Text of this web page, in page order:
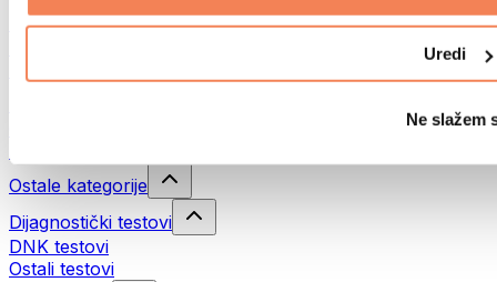
Uredi
Ne slažem
Eko kućanstvo
Ostale kategorije
Dijagnostički testovi
DNK testovi
Ostali testovi